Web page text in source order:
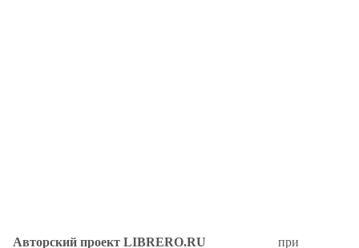
Авторский проект LIBRERO.RU при